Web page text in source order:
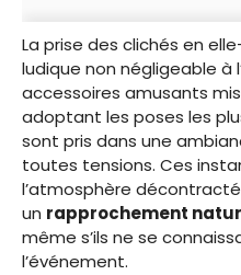
La prise des clichés en
ludique non négligeable à
accessoires amusants
adoptant les poses les
sont pris dans une
toutes tensions. Ces
l’atmosphère
un rapprochement
même s’ils ne se
l’événement.